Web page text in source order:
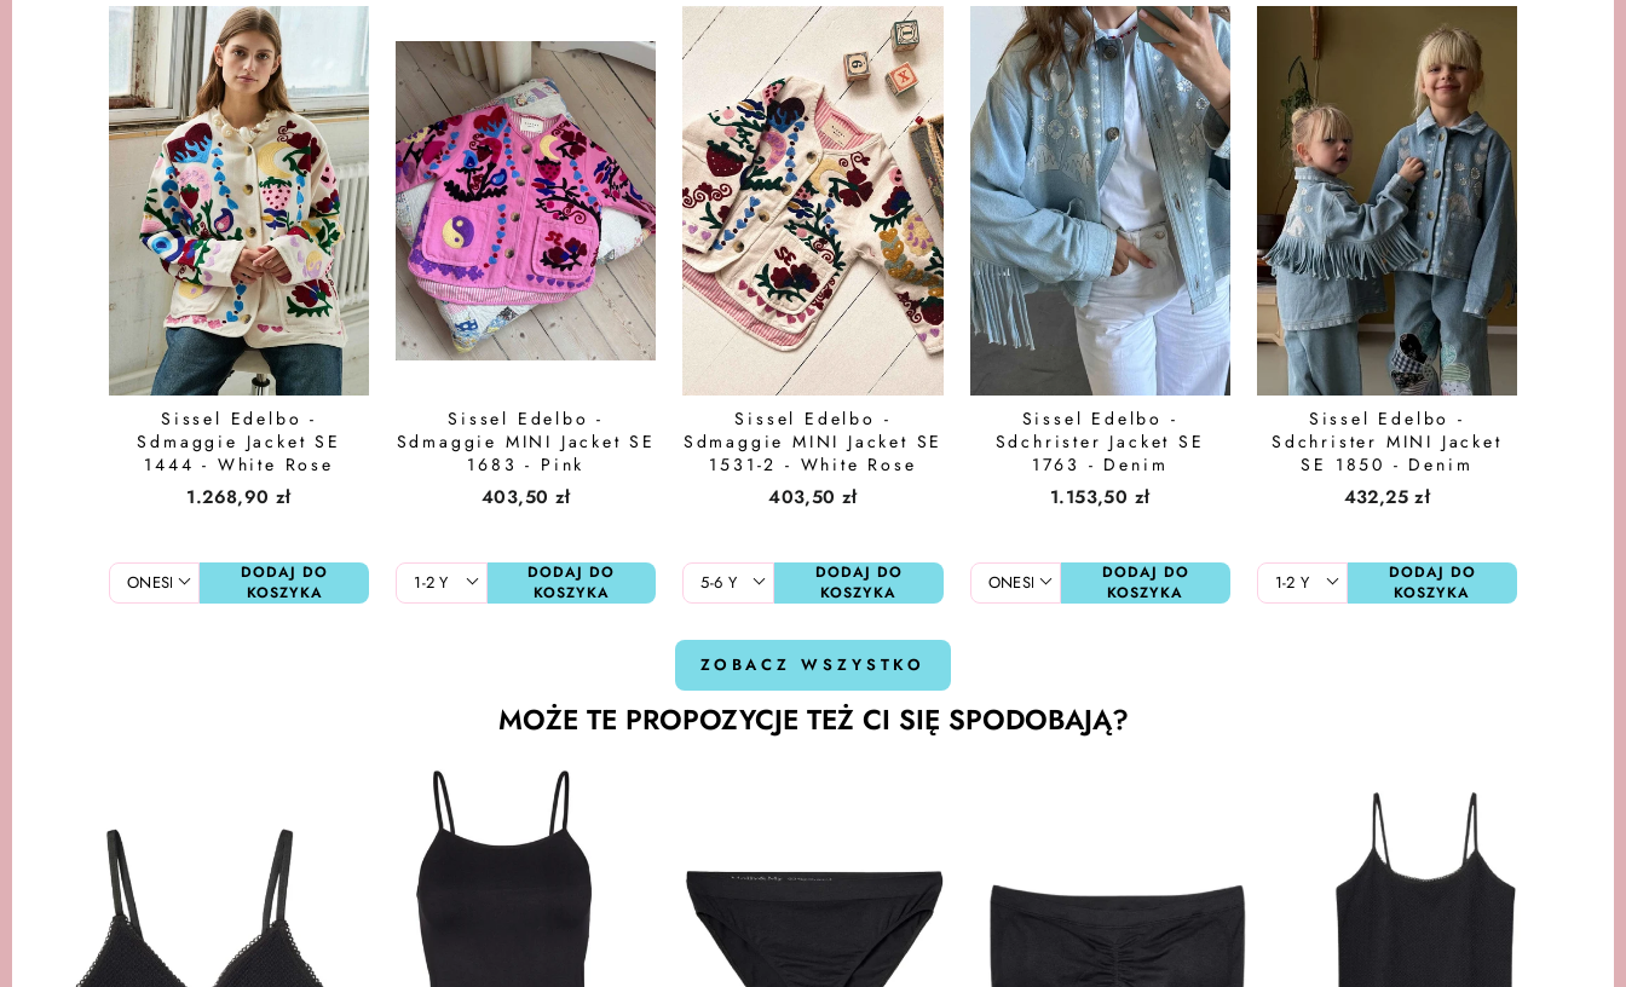
Sissel Edelbo -
Sdmaggie Jacket SE
1444 - White Rose
1.268,90 zł
DODAJ DO
KOSZYKA
Sissel Edelbo -
Sdmaggie MINI Jacket SE
1683 - Pink
403,50 zł
DODAJ DO
KOSZYKA
Sissel Edelbo -
Sdmaggie MINI Jacket SE
1531-2 - White Rose
403,50 zł
DODAJ DO
KOSZYKA
Sissel Edelbo -
Sdchrister Jacket SE
1763 - Denim
1.153,50 zł
DODAJ DO
KOSZYKA
Sissel Edelbo -
Sdchrister MINI Jacket
SE 1850 - Denim
432,25 zł
DODAJ DO
KOSZYKA
ZOBACZ WSZYSTKO
MOŻE TE PROPOZYCJE TEŻ CI SIĘ SPODOBAJĄ?